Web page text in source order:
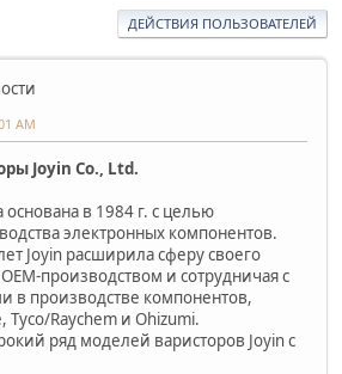
ДЕЙСТВИЯ ПОЛЬЗОВАТЕЛЕЙ
AM
Joyin Co., Ltd.
в 1984 г. с целью
электронных компонентов.
Joyin расширила сферу своего
производством и сотрудничая с
в производстве компонентов,
Tyco/Raychem и Ohizumi.
ряд моделей варисторов Joyin с